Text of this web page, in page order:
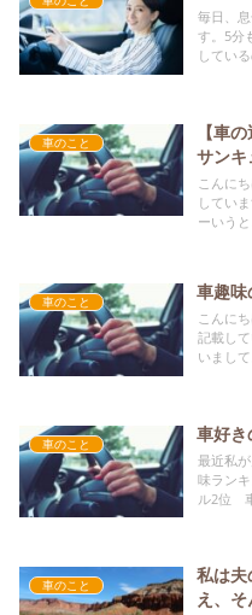
毎日、
す。5分
してい
車のこと
【車
サン
こんに
してい
ーいう
車のこと 車趣味
こんに
記載し
いまし
車のこと 車好き
最近私
味ラン
ル2位
車のこと
私は
え、そ